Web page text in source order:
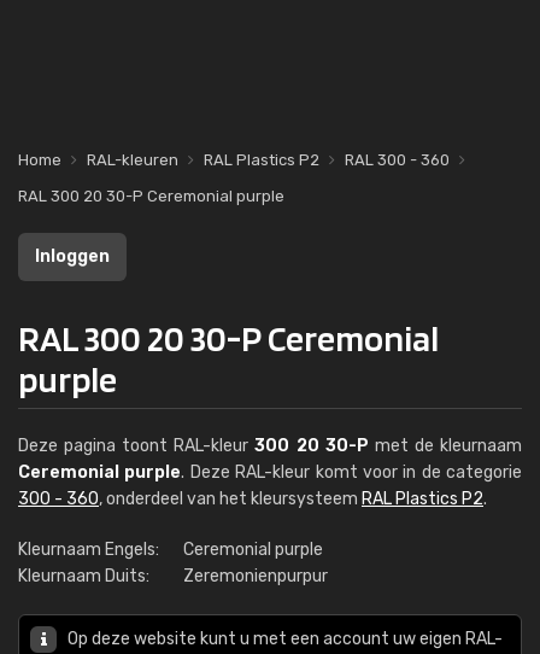
Home RAL-kleuren RAL Plastics P2
RAL 300 - 360
RAL 300 20 30-P Ceremonial purple
Inloggen
RAL 300 20 30-P Ceremonial
purple
Deze pagina toont RAL-kleur300 20 30-P met de kleurnaam
Ceremonial purple. Deze RAL-kleur komt voor in de categorie
300 - 360, onderdeel van het kleursysteem RAL Plastics P2.
Kleurnaam Engels:
Ceremonial purple
Kleurnaam Duits:
Zeremonienpurpur
Op deze website kunt u met een account uw eigen RAL-